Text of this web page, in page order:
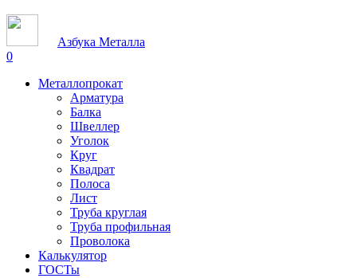
Азбука Металла
0
Металлопрокат
Арматура
Балка
Швеллер
Уголок
Круг
Квадрат
Полоса
Лист
Труба круглая
Труба профильная
Проволока
Калькулятор
ГОСТы